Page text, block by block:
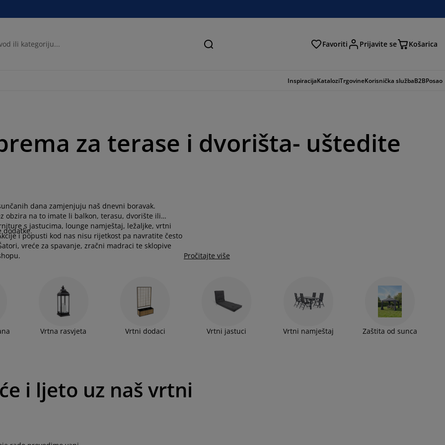
Pretraga Favoriti Prijavite se Košarica
InspiracijaKataloziTrgovineKorisnička službaB2BPosao
za terase i dvorišta- uštedite
dana zamjenjuju naš dnevni boravak.
obzira na to imate li balkon, terasu, dvorište ili
s jastucima, lounge namještaj, ležaljke, vrtni
i popusti kod nas nisu rijetkost pa navratite često
dodatke.
vreće za spavanje, zračni madraci te sklopive
Pročitajte više
Vrtna rasvjeta Vrtni dodaci Vrtni jastuci Vrtni namještaj Zaštita od sunca
i ljeto uz naš vrtni